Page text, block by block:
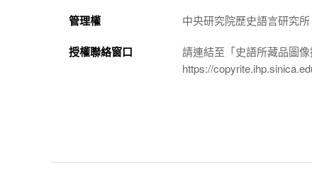
管理權 中央研究院歷史語言研究所
授權聯絡窗口
請連結至「史語所藏品圖
https://